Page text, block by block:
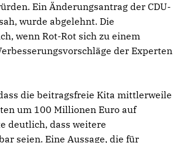
Ein Änderungsantrag der CDU-
wurde abgelehnt. Die
wenn Rot-Rot sich zu einem
der Experten
die beitragsfreie Kita mittlerweile
um 100 Millionen Euro auf
deutlich, dass weitere
seien. Eine Aussage, die für